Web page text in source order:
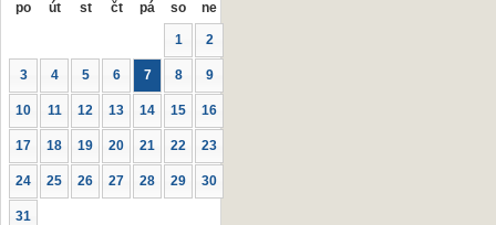
po út st čt pá so ne
1 2
3 4 5 6 7 8 9
10 11 12 13 14 15 16
17 18 19 20 21 22 23
24 25 26 27 28 29 30
31